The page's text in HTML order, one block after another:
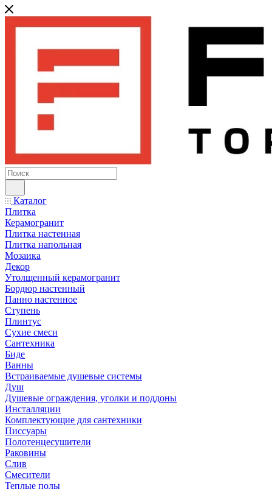
Каталог
Плитка
Керамогранит
Плитка настенная
Плитка напольная
Мозаика
Декор
Утолщенный керамогранит
Бордюр настенный
Панно настенное
Ступень
Плинтус
Сухие смеси
Сантехника
Биде
Ванны
Встраиваемые душевые системы
Душ
Душевые ограждения, уголки и поддоны
Инсталляции
Комплектующие для сантехники
Писсуары
Полотенцесушители
Раковины
Слив
Смесители
Теплые полы